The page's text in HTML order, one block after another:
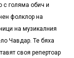
с голяма обич и
фолклор на
на музикалния
Чавдар. Те бяха
своя репертоар